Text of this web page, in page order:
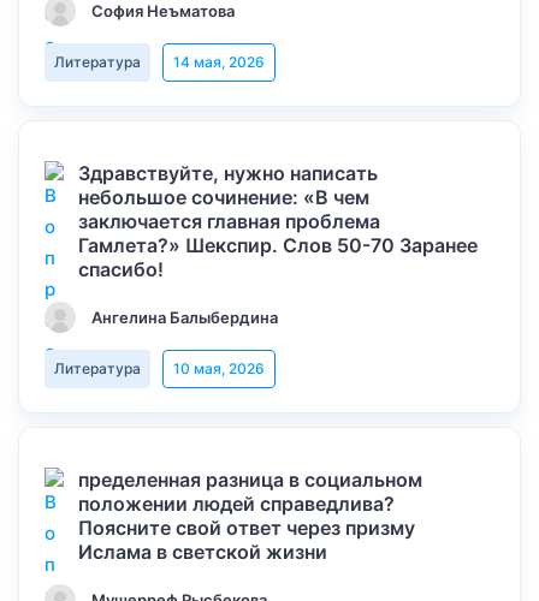
София Неъматова
Литература 14 мая, 2026
Здравствуйте, нужно написать
небольшое сочинение: «В чем
заключается главная проблема
Гамлета?» Шекспир. Слов 50-70 Заранее
спасибо!
Ангелина Балыбердина
Литература 10 мая, 2026
пределенная разница в социальном
положении людей справедлива?
Поясните свой ответ через призму
Ислама в светской жизни